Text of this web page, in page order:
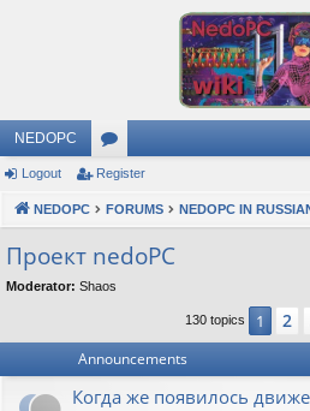
NEDOPC
or
u
s
Logout Register
NEDOPC FORUMS NEDOPC IN
Проект nedoPC
Moderator: Shaos
130 topics 1 2
Announcements
Когда же появилось